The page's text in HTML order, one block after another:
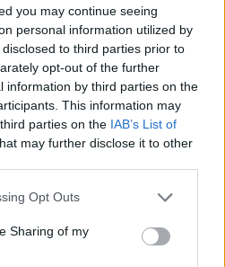
you may continue seeing
personal information utilized by
to third parties prior to
opt-out of the further
information by third parties on the
This information may
parties on the IAB’s List of
may further disclose it to other
Opt Outs
Sharing of my